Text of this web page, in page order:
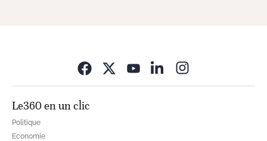
Le360 en un clic
Politique
Economie